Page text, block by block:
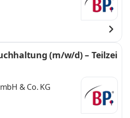
(m/w/d) – Teilzei
& Co. KG